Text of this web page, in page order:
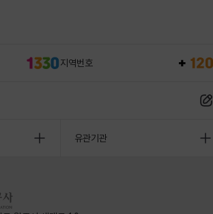
지역번호
유관기관